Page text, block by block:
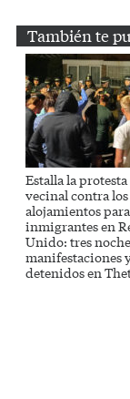
También te
Estalla la protesta
vecinal contra los
alojamientos para
inmigrantes en
Unido: tres
manifestaciones
detenidos en